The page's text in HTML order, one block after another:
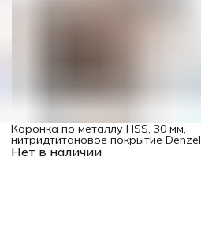
Нет в наличии
Коронка по металлу HSS, 30 мм,
нитридтитановое покрытие Denzel